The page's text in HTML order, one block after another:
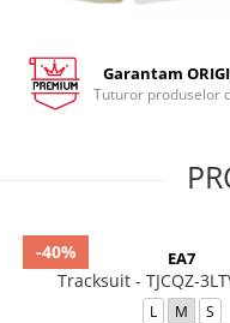
Garantam
Tuturor produselor
-40% EA7
Tracksuit - TJCQZ-
L M S